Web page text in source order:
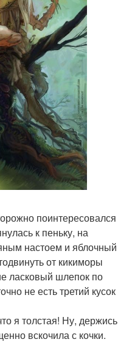
поинтересовался
к пеньку, на
настоем и яблочный
от кикиморы
ласковый шлепок по
не есть третий кусок
я толстая! Ну, держись
вскочила с кочки.